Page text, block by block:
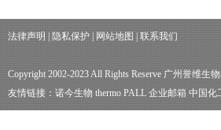
法律声明 隐私保护 网站地图 联系我们
Copyright 2002-2023 All Rights Reserve 广州誉维生
友情链接： 诺今生物 thermo PALL 企业邮箱 中国化